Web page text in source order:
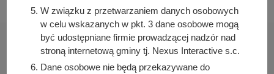
W związku z przetwarzaniem danych osobowych
w celu wskazanych w pkt. 3 dane osobowe mogą
być udostępniane firmie prowadzącej nadzór nad
stroną internetową gminy tj. Nexus Interactive s.c.
Dane osobowe nie będą przekazywane do